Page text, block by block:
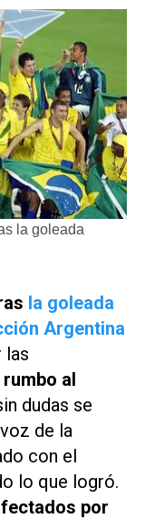
la goleada
la goleada
Argentina
las
al
dudas se
de la
con el
lo que logró.
por